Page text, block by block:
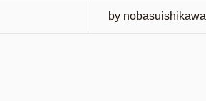
by nobasuishikawa